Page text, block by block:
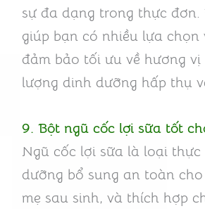
sự đa dạng trong thực
giúp bạn có nhiều lựa chọn
đảm bảo tối ưu về hương vị
lượng dinh dưỡng hấp thụ
9. Bột ngũ cốc lợi sữa tốt
Ngũ cốc lợi sữa là loại thực
dưỡng bổ sung an toàn
mẹ sau sinh, và thích hợp